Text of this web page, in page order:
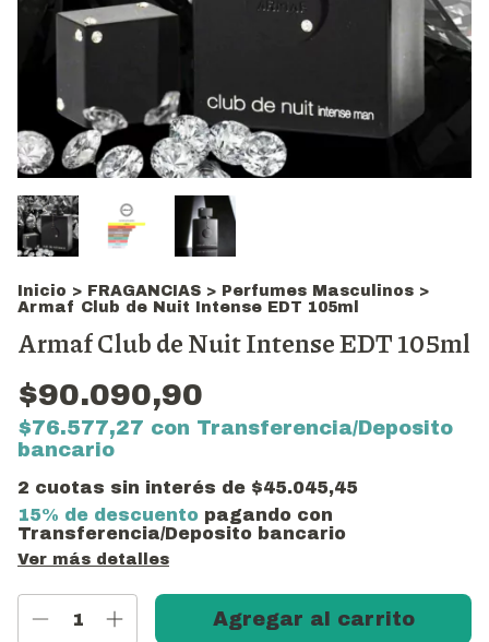
Inicio > FRAGANCIAS > Perfumes Masculinos >
Armaf Club de Nuit Intense EDT 105ml
Armaf Club de Nuit Intense EDT 105ml
$90.090,90
$76.577,27 con Transferencia/Deposito
bancario
2 cuotas sin interés de $45.045,45
15% de descuento pagando con
Transferencia/Deposito bancario
Ver más detalles